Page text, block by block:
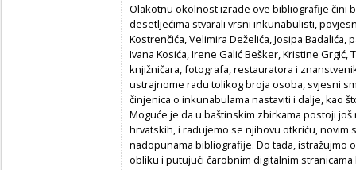
Olakotnu okolnost izrade ove bibliografije čini
desetljećima stvarali vrsni inkunabulisti,
Kostrenčića, Velimira Deželića, Josipa Badalića,
Ivana Kosića, Irene Galić Bešker, Kristine
knjižničara, fotografa, restauratora i
ustrajnome radu tolikog broja osoba, svjesni
činjenica o inkunabulama nastaviti i dalje, kao
Moguće je da u baštinskim zbirkama postoji
hrvatskih, i radujemo se njihovu otkriću, novim
nadopunama bibliografije. Do tada, istražujmo
obliku i putujući čarobnim digitalnim